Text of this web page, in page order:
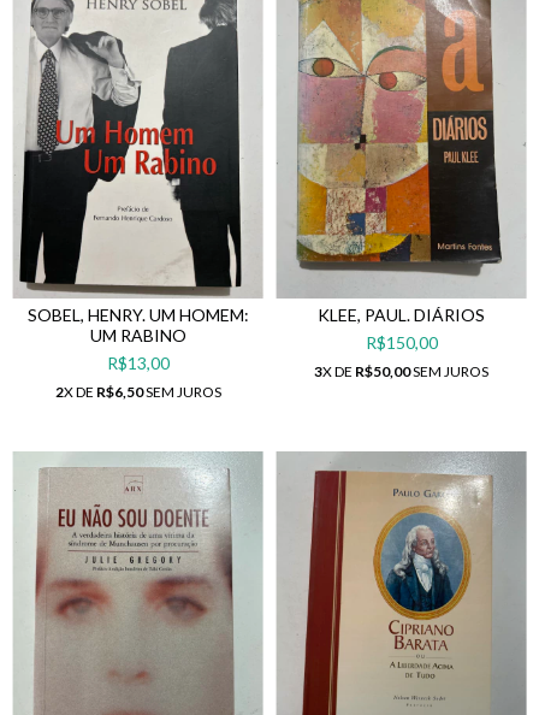
SOBEL, HENRY. UM HOMEM:
UM RABINO
R$13,00
2X DE R$6,50SEM JUROS
KLEE, PAUL. DIÁRIOS
R$150,00
3X DE R$50,00SEM JUROS